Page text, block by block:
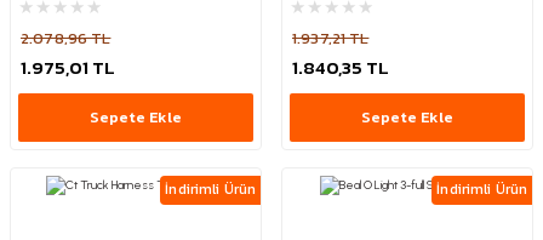
2.078,96 TL
1.975,01 TL
Sepete Ekle
1.937,21 TL
1.840,35 TL
Sepete Ekle
İndirimli Ürün İndirimli Ürün